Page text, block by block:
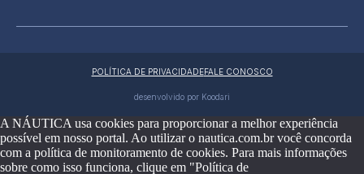
POLÍTICA DE PRIVACIDADEFALE CONOSCO
desenvolvido por Koodari
A NÁUTICA usa cookies para proporcionar a melhor experiência
possível em nosso portal. Ao utilizar o nautica.com.br você concorda
com a política de monitoramento de cookies. Para mais informações
sobre como isso funciona, clique em "Política de